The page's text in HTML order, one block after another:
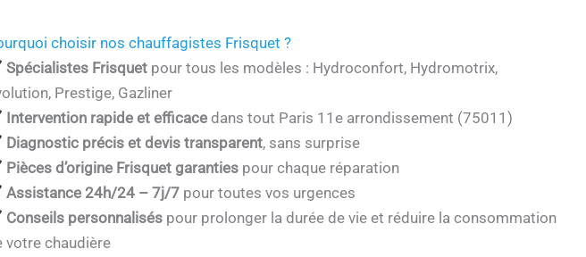
choisir nos chauffagistes Frisquet ?
Spécialistes Frisquet pour tous les modèles : Hydroconfort, Hydromotrix,
Prestige, Gazliner
Intervention rapide et efficace dans tout Paris 11e arrondissement (75011)
Diagnostic précis et devis transparent, sans surprise
Pièces d’origine Frisquet garanties pour chaque réparation
Assistance 24h/24 – 7j/7 pour toutes vos urgences
Conseils personnalisés pour prolonger la durée de vie et réduire la consommation
votre chaudière